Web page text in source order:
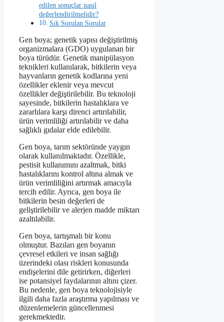
edilen sonuçlar nasıl
değerlendirilmelidir?
Sık Sorulan Sorular
Gen boya; genetik yapısı değiştirilmiş
organizmalara (GDO) uygulanan bir
boya türüdür. Genetik manipülasyon
teknikleri kullanılarak, bitkilerin veya
hayvanların genetik kodlarına yeni
özellikler eklenir veya mevcut
özellikler değiştirilebilir. Bu teknoloji
sayesinde, bitkilerin hastalıklara ve
zararlılara karşı direnci artırılabilir,
ürün verimliliği artırılabilir ve daha
sağlıklı gıdalar elde edilebilir.
Gen boya, tarım sektöründe yaygın
olarak kullanılmaktadır. Özellikle,
pestisit kullanımını azaltmak, bitki
hastalıklarını kontrol altına almak ve
ürün verimliliğini artırmak amacıyla
tercih edilir. Ayrıca, gen boya ile
bitkilerin besin değerleri de
geliştirilebilir ve alerjen madde miktarı
azaltılabilir.
Gen boya, tartışmalı bir konu
olmuştur. Bazıları gen boyanın
çevresel etkileri ve insan sağlığı
üzerindeki olası riskleri konusunda
endişelerini dile getirirken, diğerleri
ise potansiyel faydalarının altını çizer.
Bu nedenle, gen boya teknolojisiyle
ilgili daha fazla araştırma yapılması ve
düzenlemelerin güncellenmesi
gerekmektedir.